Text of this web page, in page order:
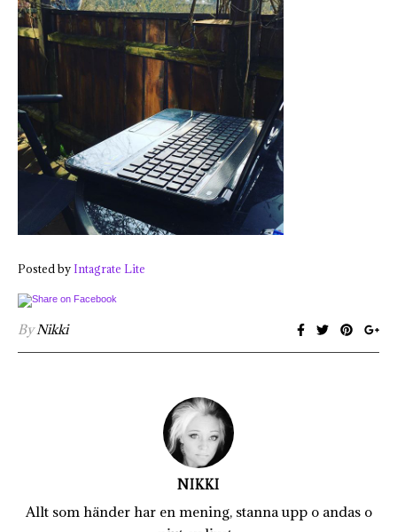
Posted by Intagrate Lite
ByNikki
NIKKI
Allt som händer har en mening, stanna upp o andas o